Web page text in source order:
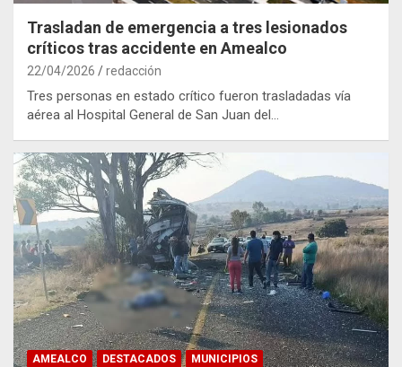
Trasladan de emergencia a tres lesionados
críticos tras accidente en Amealco
22/04/2026 redacción
Tres personas en estado crítico fueron trasladadas vía
aérea al Hospital General de San Juan del…
AMEALCO DESTACADOS MUNICIPIOS